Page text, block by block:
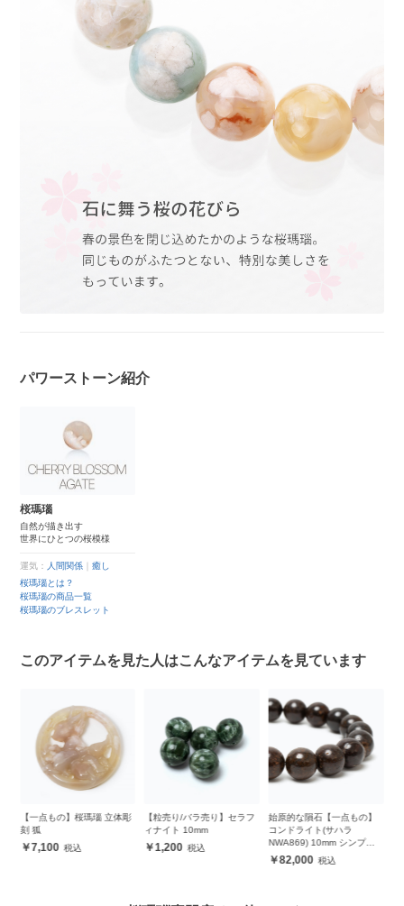
パワーストーン紹介
桜瑪瑙
自然が描き出す
世界にひとつの桜模様
運気： 人間関係 ｜癒し
桜瑪瑙とは？
桜瑪瑙の商品一覧
桜瑪瑙のブレスレット
このアイテムを見た人はこんなアイテムを見ています
もの】桜瑪瑙 立体彫
【粒売り/バラ売り】セラフ
ィナイト 10mm
始原的な隕石【一点もの】
コンドライト(サハラ
NWA869) 10mm シンプル
ブレスレット
82,000
【一点もの
プ